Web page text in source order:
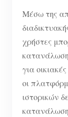
Μέσω της
χρήστες
για
οι
ιστορικών